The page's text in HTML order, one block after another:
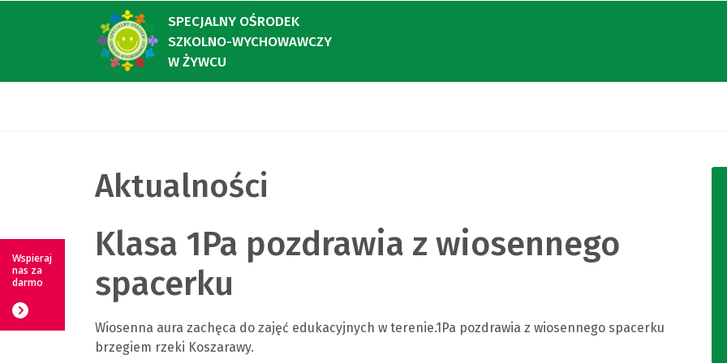
SPECJALNY OŚRODEK
SZKOLNO-WYCHOWAWCZY
W ŻYWCU
Aktualności
Klasa 1Pa pozdrawia z wiosennego
spacerku
Wiosenna aura zachęca do zajęć edukacyjnych w terenie.1Pa pozdrawia z wiosennego spacerku
brzegiem rzeki Koszarawy.
Wspieraj
nas za
darmo